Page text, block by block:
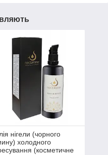
нігели (чорного
холодного
(косметичне